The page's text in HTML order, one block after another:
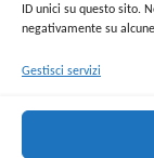
ID unici su questo sito.
negativamente su
Gestisci servizi